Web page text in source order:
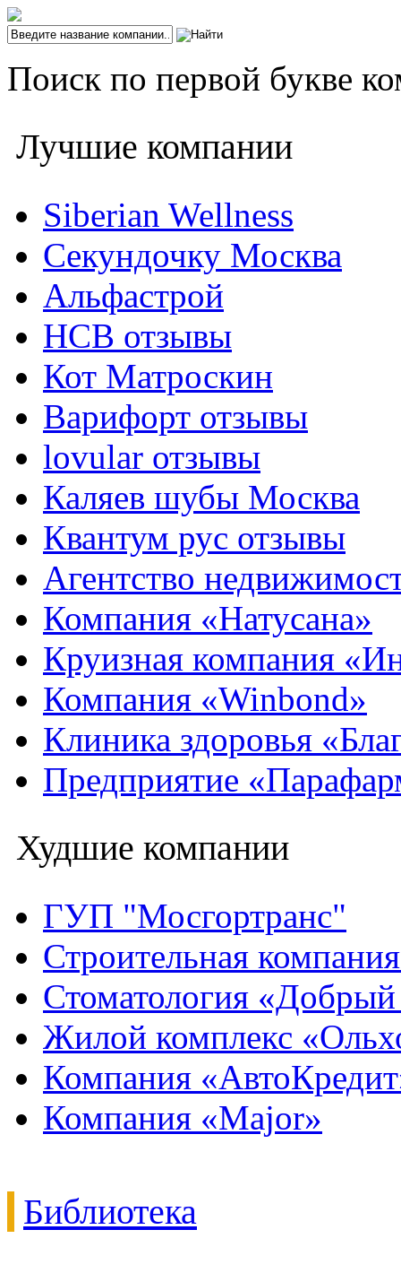
Поиск по первой букве
Лучшие компании
Siberian Wellness
Секундочку Москва
Альфастрой
НСВ отзывы
Кот Матроскин
Варифорт отзывы
lovular отзывы
Каляев шубы Москва
Квантум рус отзывы
Агентство
Компания «Натусана»
Круизная компания
Компания «Winbond»
Клиника здоровья
Предприятие
Худшие компании
ГУП "Мосгортранс"
Строительная
Стоматология
Жилой комплекс
Компания
Компания «Major»
Библиотека